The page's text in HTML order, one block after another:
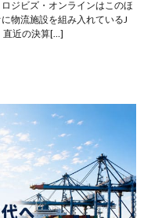
ジビズ・オンラインはこのほ
物流施設を組み入れているJ
直近の決算[…]